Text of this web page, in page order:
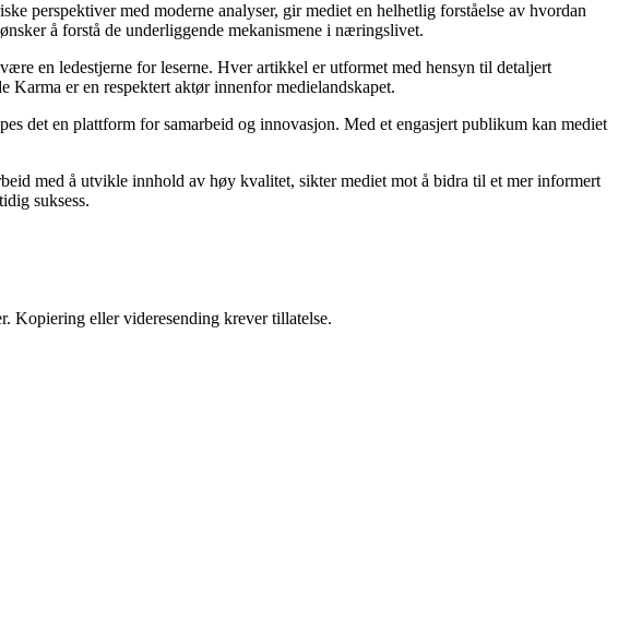
perspektiver med moderne analyser, gir mediet en helhetlig forståelse av hvordan
å forstå de underliggende mekanismene i næringslivet.
en ledestjerne for leserne. Hver artikkel er utformet med hensyn til detaljert
er en respektert aktør innenfor medielandskapet.
det en plattform for samarbeid og innovasjon. Med et engasjert publikum kan mediet
med å utvikle innhold av høy kvalitet, sikter mediet mot å bidra til et mer informert
suksess.
Kopiering eller videresending krever tillatelse.